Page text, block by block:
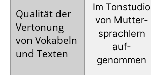
Qualität der
Vertonung
von Vokabeln
und Texten
Im Tonstudio
von Mutter­
sprachlern
auf­
genommen